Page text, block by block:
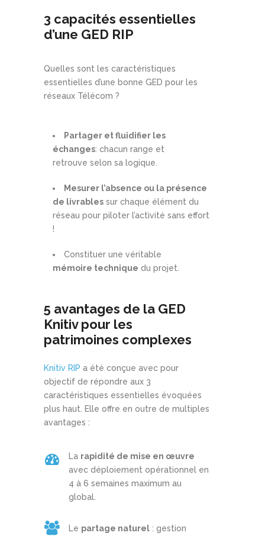
3 capacités essentielles
d’une GED RIP
Quelles sont les caractéristiques
essentielles d’une bonne GED pour les
réseaux Télécom ?
Partager et fluidifier les
échanges: chacun range et
retrouve selon sa logique.
Mesurer l’absence ou la présence
de livrables sur chaque élément du
réseau pour piloter l’activité sans effort
!
Constituer une véritable
mémoire technique du projet.
5 avantages de la GED
Knitiv pour les
patrimoines complexes
Knitiv RIP a été conçue avec pour
objectif de répondre aux 3
caractéristiques essentielles évoquées
plus haut. Elle offre en outre de multiples
avantages :
La rapidité de mise en œuvre
avec déploiement opérationnel en
4 à 6 semaines maximum au
global.
Le partage naturel : gestion